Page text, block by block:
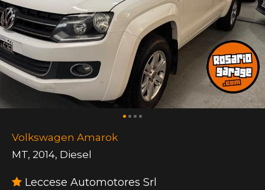
Volkswagen Amarok
MT, 2014, Diesel
Leccese Automotores Srl